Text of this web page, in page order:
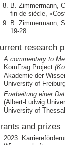
B. Zimmermann,
fin de siècle,
B. Zimmermann,
19-28.
research
A commentary to
KomFrag Project
Akademie der
University of
Erarbeitung einer
(Albert-Ludwig
University of
and prizes
2023: